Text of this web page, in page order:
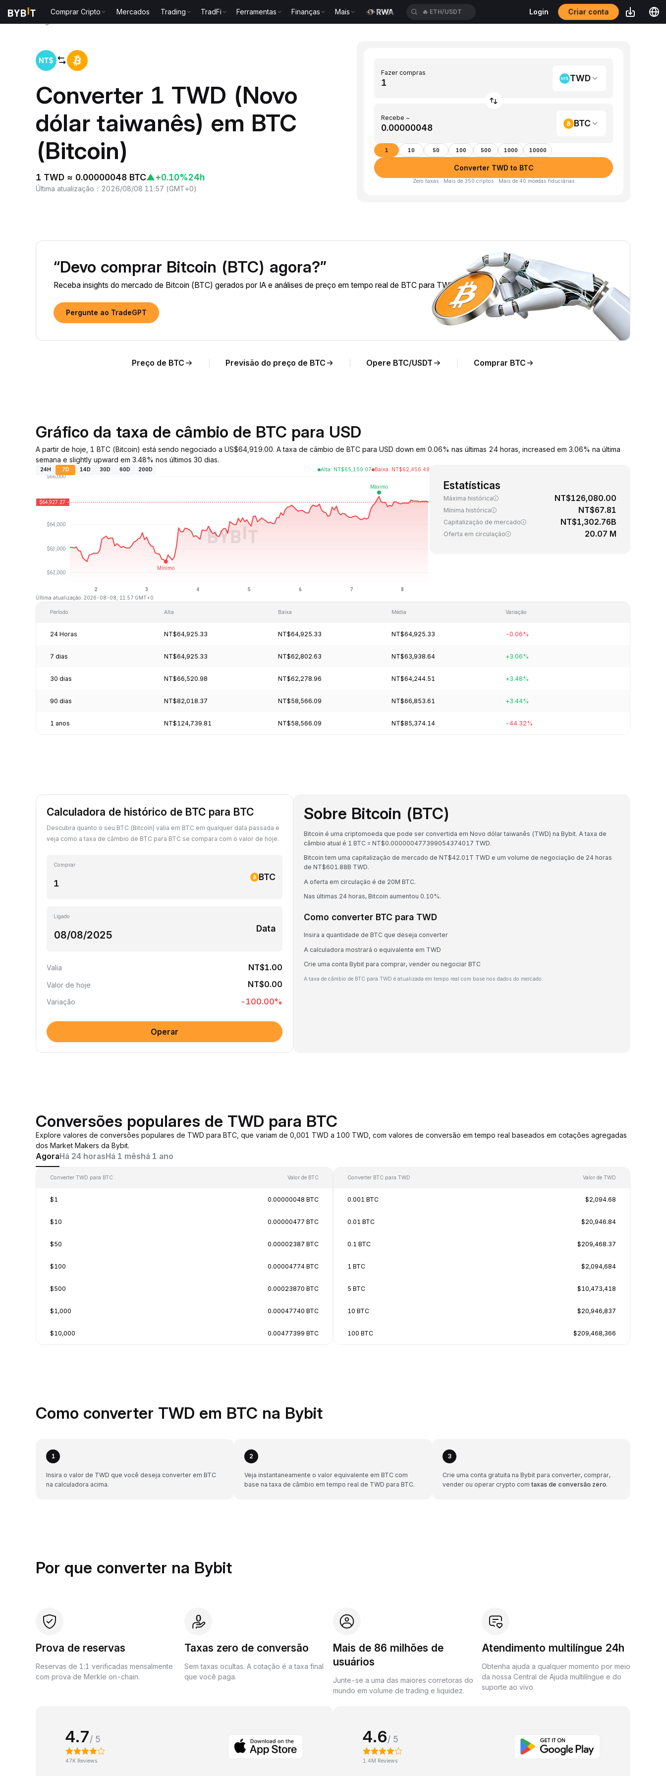
Comprar Cripto Mercados Trading TradFi Ferramentas Finanças Mais 🔥 ETH/USDT Login Criar conta
Converter 1 TWD (Novo
dólar taiwanês) em BTC
(Bitcoin)
1 TWD ≈ 0.00000048 BTC▲+0.10%24h
Última atualização ： 2026/08/08 11:57 (GMT+0)
Fazer compras
TWD
Recebe ~
BTC
1 10 50 100 500 1000 10000
Converter TWD to BTC
Zero taxas · Mais de 350 criptos · Mais de 40 moedas fiduciárias
“Devo comprar Bitcoin (BTC) agora?”
Receba insights do mercado de Bitcoin (BTC) gerados por IA e análises de preço em tempo real de BTC para TWD.
Pergunte ao TradeGPT
Preço de BTC Previsão do preço de BTC Opere BTC/USDT Comprar BTC
Gráfico da taxa de câmbio de BTC para USD
A partir de hoje, 1 BTC (Bitcoin) está sendo negociado a US$64,919.00. A taxa de câmbio de BTC para USD down em 0.06% nas últimas 24 horas, increased em 3.06% na última
semana e slightly upward em 3.48% nos últimos 30 dias.
24H 7D 14D 30D 60D 200D Alta: NT$65,159.07 Baixa: NT$62,456.49
Última atualização: 2026-08-08, 11:57 GMT+0
Estatísticas
Máxima histórica NT$126,080.00
Mínima histórica NT$67.81
Capitalização de mercado NT$1,302.76B
Oferta em circulação 20.07 M
Período Alta Baixa Média Variação
24 Horas NT$64,925.33 NT$64,925.33 NT$64,925.33 -0.06%
7 dias NT$64,925.33 NT$62,802.63 NT$63,938.64 +3.06%
30 dias NT$66,520.98 NT$62,278.96 NT$64,244.51 +3.48%
90 dias NT$82,018.37 NT$58,566.09 NT$66,853.61 +3.44%
1 anos NT$124,739.81 NT$58,566.09 NT$85,374.14 -44.32%
Calculadora de histórico de BTC para BTC
Descubra quanto o seu BTC (Bitcoin) valia em BTC em qualquer data passada e
veja como a taxa de câmbio de BTC para BTC se compara com o valor de hoje.
Comprar
BTC
Ligado
Data
Valia NT$1.00
Valor de hoje NT$0.00
Variação -100.00%
Operar
Sobre Bitcoin (BTC)
Bitcoin é uma criptomoeda que pode ser convertida em Novo dólar taiwanês (TWD) na Bybit. A taxa de
câmbio atual é 1 BTC = NT$0.000000477399054374017 TWD.
Bitcoin tem uma capitalização de mercado de NT$42.01T TWD e um volume de negociação de 24 horas
de NT$601.88B TWD.
A oferta em circulação é de 20M BTC.
Nas últimas 24 horas, Bitcoin aumentou 0.10%.
Como converter BTC para TWD
Insira a quantidade de BTC que deseja converter
A calculadora mostrará o equivalente em TWD
Crie uma conta Bybit para comprar, vender ou negociar BTC
A taxa de câmbio de BTC para TWD é atualizada em tempo real com base nos dados do mercado.
Conversões populares de TWD para BTC
Explore valores de conversões populares de TWD para BTC, que variam de 0,001 TWD a 100 TWD, com valores de conversão em tempo real baseados em cotações agregadas
dos Market Makers da Bybit.
AgoraHá 24 horasHá 1 mêshá 1 ano
Converter TWD para BTC Valor de BTC
$1 0.00000048 BTC
$10 0.00000477 BTC
$50 0.00002387 BTC
$100 0.00004774 BTC
$500 0.00023870 BTC
$1,000 0.00047740 BTC
$10,000 0.00477399 BTC
Converter BTC para TWD Valor de TWD
0.001 BTC $2,094.68
0.01 BTC $20,946.84
0.1 BTC $209,468.37
1 BTC $2,094,684
5 BTC $10,473,418
10 BTC $20,946,837
100 BTC $209,468,366
Como converter TWD em BTC na Bybit
1
Insira o valor de TWD que você deseja converter em BTC
na calculadora acima.
2
Veja instantaneamente o valor equivalente em BTC com
base na taxa de câmbio em tempo real de TWD para BTC.
3
Crie uma conta gratuita na Bybit para converter, comprar,
vender ou operar crypto com taxas de conversão zero.
Por que converter na Bybit
Prova de reservas
Reservas de 1:1 verificadas mensalmente
com prova de Merkle on-chain.
Taxas zero de conversão
Sem taxas ocultas. A cotação é a taxa final
que você paga.
Mais de 86 milhões de
usuários
Junte-se a uma das maiores corretoras do
mundo em volume de trading e liquidez.
Atendimento multilíngue 24h
Obtenha ajuda a qualquer momento por meio
da nossa Central de Ajuda multilíngue e do
suporte ao vivo.
4.7/ 5
47K Reviews
4.6/ 5
1.4M Reviews